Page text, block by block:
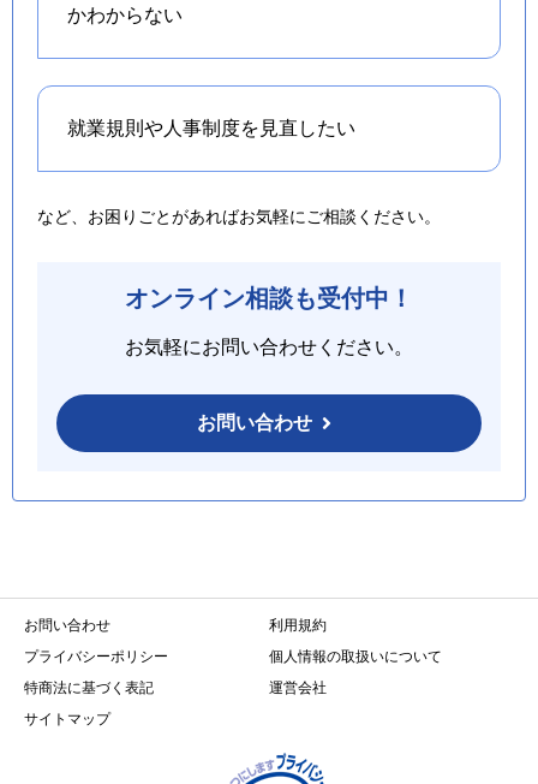
かわからない
就業規則や人事制度を 見直したい
など、お困りごとがあればお気軽にご相談ください。
オンライン相談も受付中！
お気軽にお問い合わせください。
お問い合わせ
お問い合わせ
利用規約
プライバシーポリシー
個人情報の取扱いについて
特商法に基づく表記
運営会社
サイトマップ